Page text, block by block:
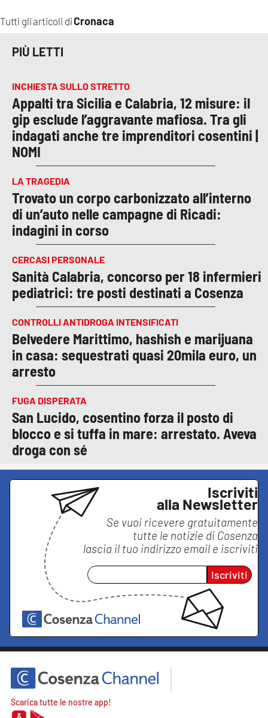
Tutti gli articoli diCronaca
PIÙ LETTI
INCHIESTA SULLO STRETTO
Appalti tra Sicilia e Calabria, 12 misure: il
gip esclude l’aggravante mafiosa. Tra gli
indagati anche tre imprenditori cosentini |
NOMI
LA TRAGEDIA
Trovato un corpo carbonizzato all’interno
di un’auto nelle campagne di Ricadi:
indagini in corso
CERCASI PERSONALE
Sanità Calabria, concorso per 18 infermieri
pediatrici: tre posti destinati a Cosenza
CONTROLLI ANTIDROGA INTENSIFICATI
Belvedere Marittimo, hashish e marijuana
in casa: sequestrati quasi 20mila euro, un
arresto
FUGA DISPERATA
San Lucido, cosentino forza il posto di
blocco e si tuffa in mare: arrestato. Aveva
droga con sé
Iscriviti
alla Newsletter
Se vuoi ricevere gratuitamente
tutte le notizie di Cosenza
lascia il tuo indirizzo email e iscriviti
Iscriviti
Scarica tutte le nostre app!